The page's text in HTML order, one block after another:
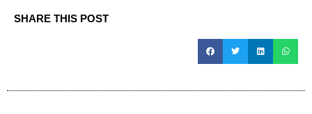
SHARE THIS POST